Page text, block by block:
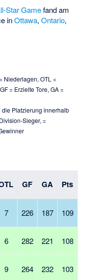
Star Gamefand am
inOttawa,Ontario,
Niederlagen, OTL =
= Erzielte Tore, GA =
die Platzierung innerhalb
Sieger, =
GF GA Pts
7 226 187 109
6 282 221 108
9 264 232 103